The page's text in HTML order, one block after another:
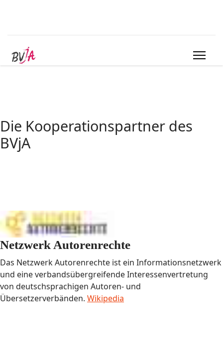
Die Kooperationspartner des
BVjA
Netzwerk Autorenrechte
Das Netzwerk Autorenrechte ist ein Informationsnetzwerk
und eine verbandsübergreifende Interessenvertretung
von deutschsprachigen Autoren- und
Übersetzerverbänden. Wikipedia